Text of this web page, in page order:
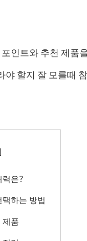
인트와 추천 제품
야 할지 잘 모를때
은?
하는 방법
품